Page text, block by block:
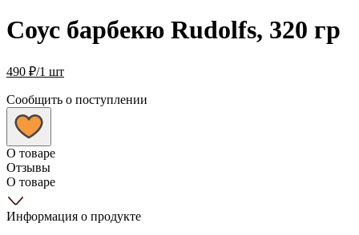
Соус барбекю Rudolfs, 320 гр
490 ₽/1 шт
Сообщить о поступлении
О товаре
Отзывы
О товаре
Информация о продукте